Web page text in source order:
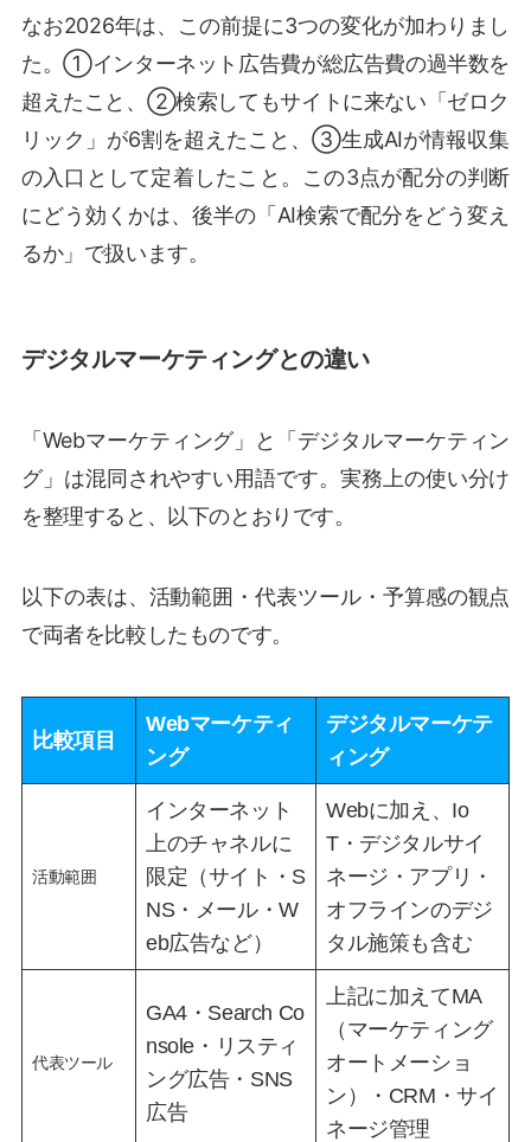
なお2026年は、この前提に3つの変化が加わりまし
た。①インターネット広告費が総広告費の過半数を
超えたこと、②検索してもサイトに来ない「ゼロク
リック」が6割を超えたこと、③生成AIが情報収集
の入口として定着したこと。この3点が配分の判断
にどう効くかは、後半の「AI検索で配分をどう変え
るか」で扱います。
デジタルマーケティングとの違い
「Webマーケティング」と「デジタルマーケティン
グ」は混同されやすい用語です。実務上の使い分け
を整理すると、以下のとおりです。
以下の表は、活動範囲・代表ツール・予算感の観点
で両者を比較したものです。
比較項目
Webマーケティ
ング
デジタルマーケテ
ィング
活動範囲
インターネット
上のチャネルに
限定（サイト・S
NS・メール・W
eb広告など）
Webに加え、Io
T・デジタルサイ
ネージ・アプリ・
オフラインのデジ
タル施策も含む
代表ツール
GA4・Search Co
nsole・リスティ
ング広告・SNS
広告
上記に加えてMA
（マーケティング
オートメーショ
ン）・CRM・サイ
ネージ管理